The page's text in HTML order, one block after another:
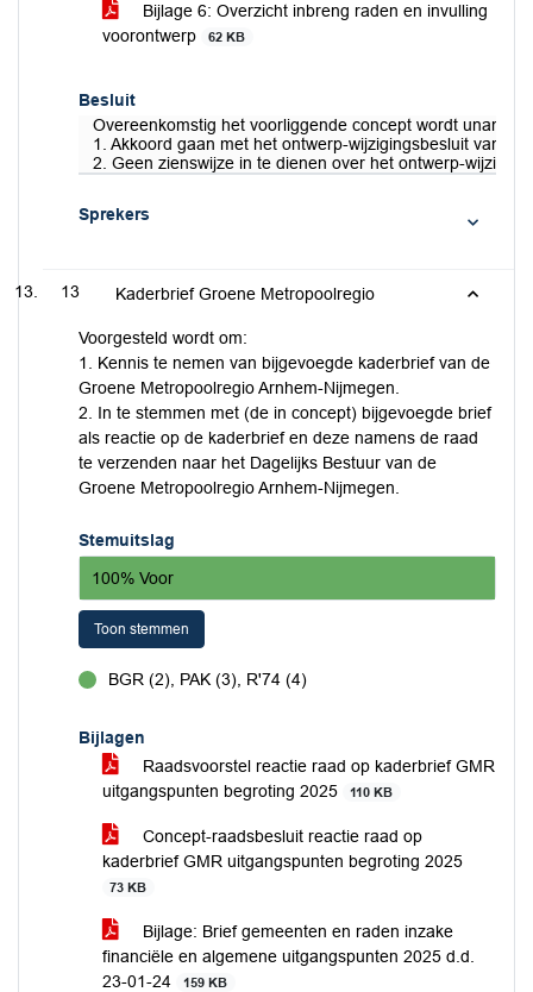
Bijlage 6: Overzicht inbreng raden en invulling
voorontwerp
62 KB
Besluit
Overeenkomstig het voorliggende concept wordt
1. Akkoord gaan met het ontwerp-wijzigingsbesluit van
2. Geen zienswijze in te dienen over het ontwerp-
Sprekers
13 Kaderbrief Groene Metropoolregio
Voorgesteld wordt om:
1. Kennis te nemen van bijgevoegde kaderbrief van de
Groene Metropoolregio Arnhem-Nijmegen.
2. In te stemmen met (de in concept) bijgevoegde brief
als reactie op de kaderbrief en deze namens de raad
te verzenden naar het Dagelijks Bestuur van de
Groene Metropoolregio Arnhem-Nijmegen.
Stemuitslag
100% Voor
Toon stemmen
BGR (2), PAK (3), R'74 (4)
Bijlagen
Raadsvoorstel reactie raad op kaderbrief GMR
uitgangspunten begroting 2025
110 KB
Concept-raadsbesluit reactie raad op
kaderbrief GMR uitgangspunten begroting 2025
73 KB
Bijlage: Brief gemeenten en raden inzake
financiële en algemene uitgangspunten 2025 d.d.
23-01-24
159 KB